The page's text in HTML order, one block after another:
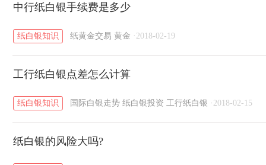
黄金T+D知识 / 粤贵银知识
中行纸白银手续费是多少
纸白银知识 纸黄金交易 黄金 · 2018-02-19
工行纸白银点差怎么计算
纸白银知识 国际白银走势 纸白银投资 工行纸白银 · 2018-02-15
纸白银的风险大吗?